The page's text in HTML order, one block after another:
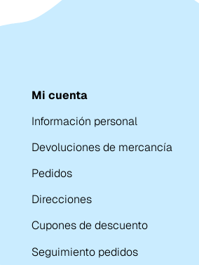
Mi cuenta
Información personal
Devoluciones de mercancía
Pedidos
Direcciones
Cupones de descuento
Seguimiento pedidos